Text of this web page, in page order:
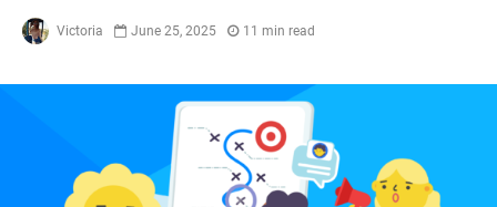
Victoria June 25, 2025 11 min read